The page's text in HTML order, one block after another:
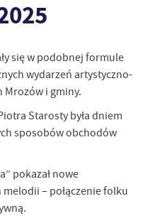
się w podobnej formule
wydarzeń artystyczno-
Mrozów i gminy.
Starosty była dniem
sposobów obchodów
pokazał nowe
– połączenie folku
Dzięki plikom cookies
bez zakłóceń.
internetowej
ustawień oraz
czy prezentowanych
Ci większy komfort
poprzez dopasowanie
Wyrażenie zgody na
gwarantuje
stronie.
rozwijać się i